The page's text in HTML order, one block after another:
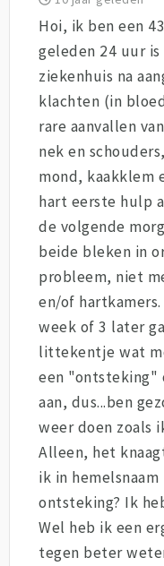
Hoi, ik ben een
geleden 24 uur
ziekenhuis na
klachten (in
rare aanvallen
nek en
mond, kaakklem
hart eerste hulp
de volgende
beide bleken in
probleem, niet
en/of
week of 3 later
littekentje wat
een "ontsteking"
aan, dus...ben
weer doen zoals
Alleen, het
ik in
ontsteking? Ik
Wel heb ik een
tegen beter